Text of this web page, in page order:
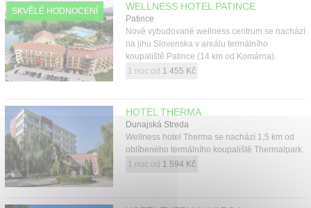
SKVĚLÉ HODNOCENÍ WELLNESS HOTEL PATINCE
Patince
Nově vybudované wellness centrum se nachází
na jihu Slovenska v areálu termálního
koupaliště Patince (14 km od Komárna).
1 noc od 1 455 Kč
HOTEL THERMA
Dunajská Streda
Wellness hotel Therma se nachází 1,5 km od
oblíbeného termálního koupaliště Thermalpark.
1 noc od 1 594 Kč